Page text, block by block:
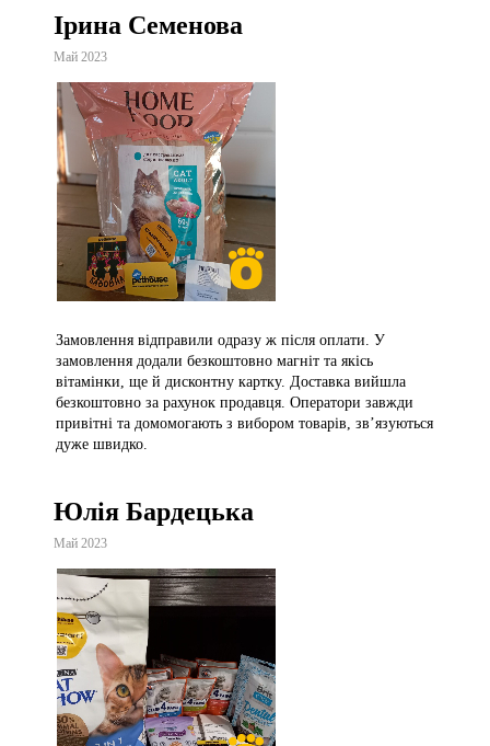
Ірина Семенова
Май 2023
Замовлення відправили одразу ж після оплати. У
замовлення додали безкоштовно магніт та якісь
вітамінки, ще й дисконтну картку. Доставка вийшла
безкоштовно за рахунок продавця. Оператори завжди
привітні та домомогають з вибором товарів, зв’язуються
дуже швидко.
Юлія Бардецька
Май 2023